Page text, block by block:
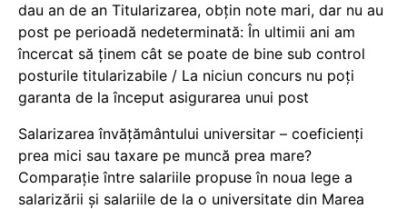
dau an de an Titularizarea, obțin note mari, dar nu au
post pe perioadă nedeterminată: În ultimii ani am
încercat să ținem cât se poate de bine sub control
posturile titularizabile / La niciun concurs nu poți
garanta de la început asigurarea unui post
Salarizarea învățământului universitar – coeficienți
prea mici sau taxare pe muncă prea mare?
Comparație între salariile propuse în noua lege a
salarizării și salariile de la o universitate din Marea